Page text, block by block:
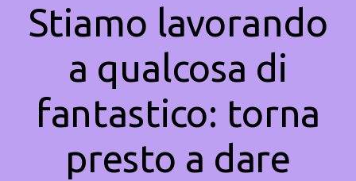
Stiamo lavorando
a qualcosa di
fantastico: torna
presto a dare